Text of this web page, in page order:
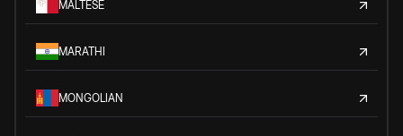
MALTESE
MARATHI
MONGOLIAN